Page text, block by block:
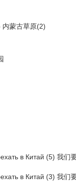
蒙古草原(2)
в Китай (5) 我们
в Китай (3) 我们